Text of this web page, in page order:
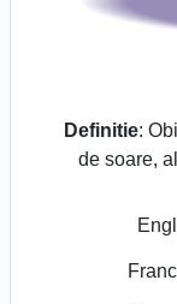
Definitie:
de soare,